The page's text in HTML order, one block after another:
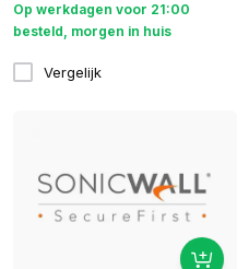
Op werkdagen voor 21:00
besteld, morgen in huis
Vergelijk